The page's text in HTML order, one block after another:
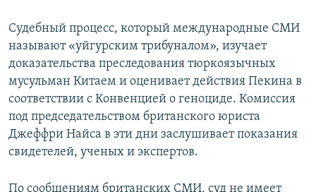
Судебный процесс, который международные СМИ
называют «уйгурским трибуналом», изучает
доказательства преследования тюркоязычных
мусульман Китаем и оценивает действия Пекина в
соответствии с Конвенцией о геноциде. Комиссия
под председательством британского юриста
Джеффри Найса в эти дни заслушивает показания
свидетелей, ученых и экспертов.
По сообщениям британских СМИ, суд не имеет